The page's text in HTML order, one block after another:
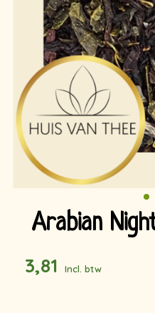
Arabian
3,81
Incl. btw